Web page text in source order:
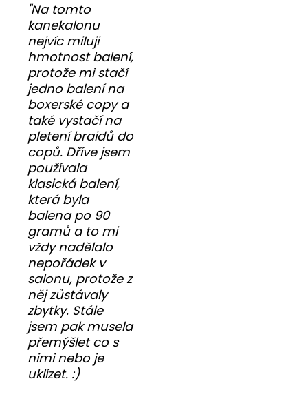
"Na tomto
kanekalonu
nejvíc miluji
hmotnost balení,
protože mi stačí
jedno balení na
boxerské copy a
také vystačí na
pletení braidů do
copů. Dříve jsem
používala
klasická balení,
která byla
balena po 90
gramů a to mi
vždy nadělalo
nepořádek v
salonu, protože z
něj zůstávaly
zbytky. Stále
jsem pak musela
přemýšlet co s
nimi nebo je
uklízet. :)